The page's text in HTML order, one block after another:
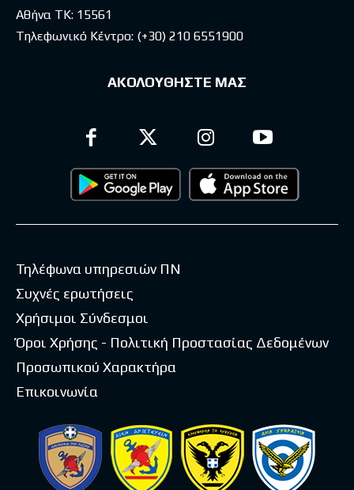
Αθήνα ΤΚ: 15561
Τηλεφωνικό Κέντρο: (+30) 210 6551900
ΑΚΟΛΟΥΘΗΣΤΕ ΜΑΣ
Τηλέφωνα υπηρεσιών ΠΝ
Συχνές ερωτήσεις
Χρήσιμοι Σύνδεσμοι
Όροι Χρήσης - Πολιτική Προστασίας Δεδομένων
Προσωπικού Χαρακτήρα
Επικοινωνία